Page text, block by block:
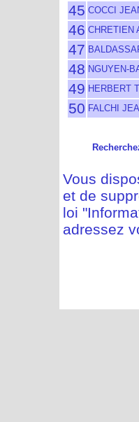
45 COCCI
46 CHRETIEN
47
48 NGUYEN-
49 HERBERT
50 FALCHI
Vous
et de
loi
adressez